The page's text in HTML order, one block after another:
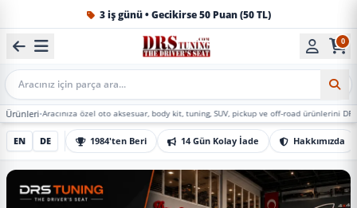
1984'ten beri Türkiye’nin en büyük oto aksesuar ve tuning
0
Mobil Arama
özel oto aksesuar, body kit, tuning, SUV, pickup ve off-road ürünlerini DRS Tuning’de
EN DE 1984'ten Beri 14 Gün Kolay İade Hakkımızda